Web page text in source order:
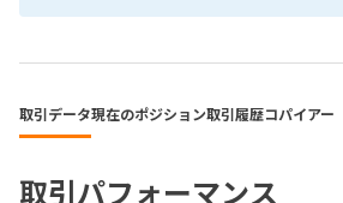
取引データ現在のポジション取引履歴コパイアー
取引パフォーマンス